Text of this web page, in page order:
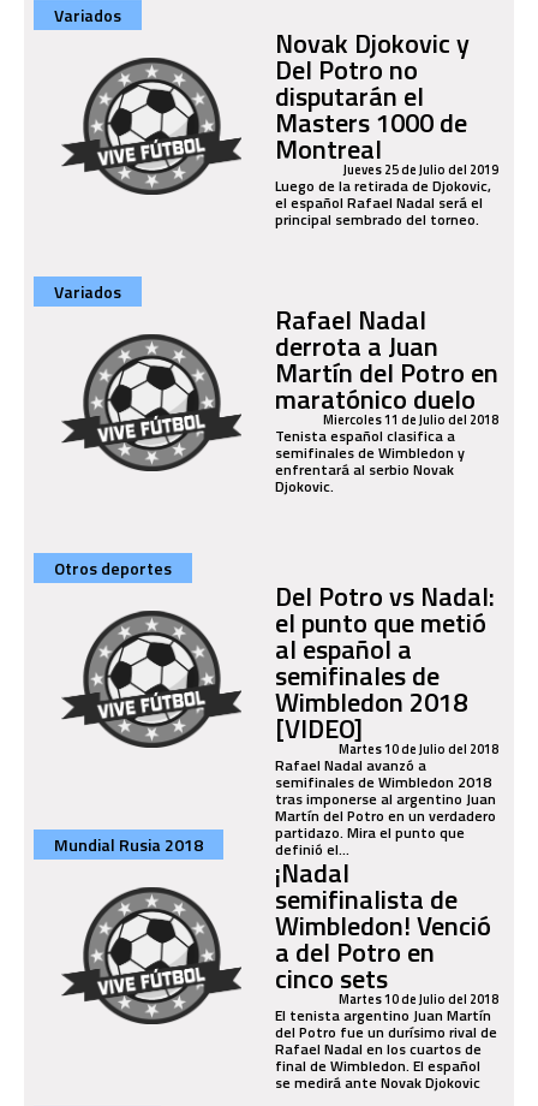
Variados
Novak Djokovic y
Del Potro no
disputarán el
Masters 1000 de
MontrealJueves 25 de Julio del 2019
Luego de la retirada de Djokovic,
el español Rafael Nadal será el
principal sembrado del torneo.
Variados
Rafael Nadal
derrota a Juan
Martín del Potro en
maratónico duelo
Miercoles 11 de Julio del 2018
Tenista español clasifica a
semifinales de Wimbledon y
enfrentará al serbio Novak
Djokovic.
Otros deportes
Del Potro vs Nadal:
el punto que metió
al español a
semifinales de
Wimbledon 2018
[VIDEO]Martes 10 de Julio del 2018
Rafael Nadal avanzó a
semifinales de Wimbledon 2018
tras imponerse al argentino Juan
Martín del Potro en un verdadero
partidazo. Mira el punto que
definió el...
Mundial Rusia 2018
¡Nadal
semifinalista de
Wimbledon! Venció
a del Potro en
cinco setsMartes 10 de Julio del 2018
El tenista argentino Juan Martín
del Potro fue un durísimo rival de
Rafael Nadal en los cuartos de
final de Wimbledon. El español
se medirá ante Novak Djokovic